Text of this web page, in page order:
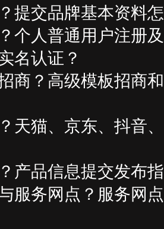
提交品牌基本资料
个人普通用户注册
名认证？
商？高级模板招商
天猫、京东、抖音
产品信息提交发布
服务网点？服务网